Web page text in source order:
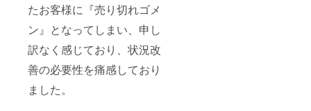
たお客様に『売り切れゴメ
ン』となってしまい、申し
訳なく感じており、状況改
善の必要性を痛感しており
ました。